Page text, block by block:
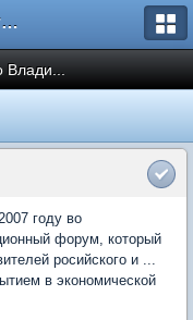
Форум Новостройки
Влади...
году во
форум, который
росийского и ...
в экономической